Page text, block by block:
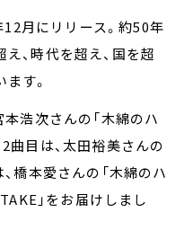
12月にリリース。約50年
、時代を超え、国を超
す。
本浩次さんの「木綿のハ
曲目は、太田裕美さんの
橋本愛さんの「木綿のハ
」をお届けしまし